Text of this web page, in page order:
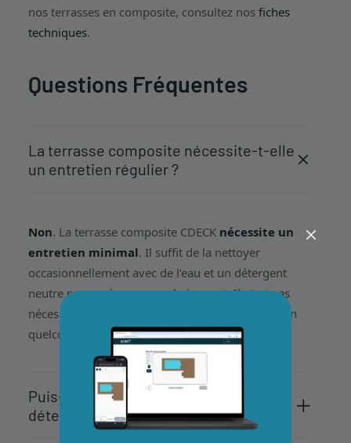
nos terrasses en composite, consultez nos fiches
techniques.
Questions Fréquentes
La terrasse composite nécessite-t-elle
un entretien régulier ?
Non. La terrasse composite CDECK nécessite un
entretien minimal. Il suffit de la nettoyer
occasionnellement avec de l’eau et un détergent
neutre pour préserver son bel aspect. Il n’est pas
nécessaire de vernir, de peindre ou d’appliquer un
quelconque type de scellant au fil du temps.
Puis-je utiliser n’importe quel type de
détergent pour nettoyer la terrasse ?